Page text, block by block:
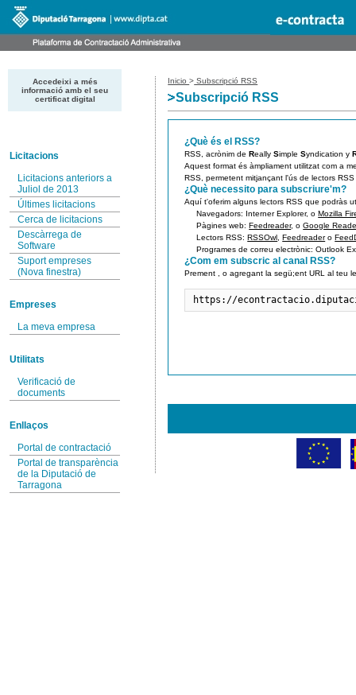
Accedeixi a més
informació amb el seu
certificat digital
Licitacions
Licitacions anteriors a
Juliol de 2013
Últimes licitacions
Cerca de licitacions
Descàrrega de
Software
Suport empreses
(Nova finestra)
Empreses
La meva empresa
Utilitats
Verificació de
documents
Enllaços
Portal de contractació
Portal de transparència
de la Diputació de
Tarragona
Inicio> Subscripció RSS
Subscripció RSS
¿Què és el RSS?
RSS, acrònim deReallySimpleSyndication y
Aquest format és àmpliament utilitzat com a
RSS, permetent mitjançant l'ús de lectors
¿Què necessito para subscriure'm?
Aquí t'oferim alguns lectors RSS que podràs
Navegadors: Interner Explorer, oMozilla
Pàgines web: Feedreader, oGoogle
Lectors RSS: RSSOwl ,Feedreadero
Programes de correu electrònic: Outlook
¿Com em subscric al canal RSS?
Prement , o agregant la segü;ent URL al teu
https://